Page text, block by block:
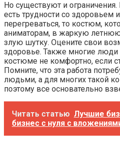
Но существуют и
есть трудности со здоровьем
перегреваться, то костюм,
аниматорам, в жаркую
злую шутку. Оцените свои
здоровье. Также многие люди
костюме не комфортно, если
Помните, что эта работа
людьми, а для многих такой
поэтому все основательно
Читать статью Лучшие
бизнес с нуля с